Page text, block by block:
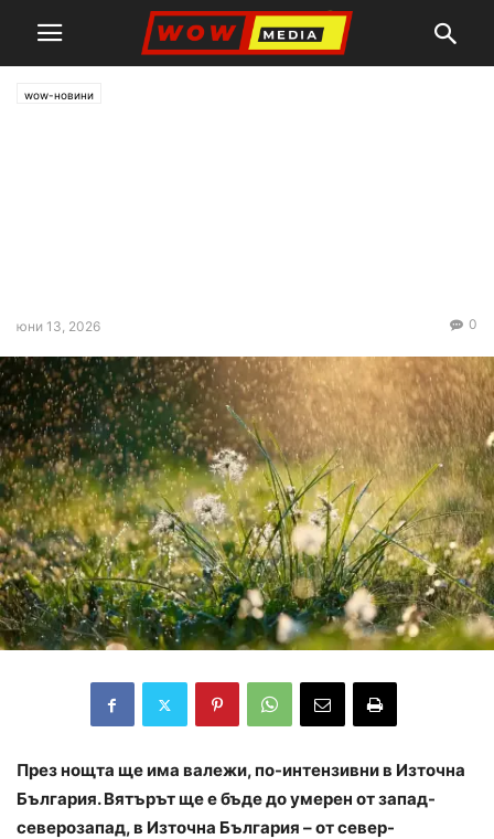
wow-новини
юни 13, 2026 0
През нощта ще има валежи, по-интензивни в Източна
България. Вятърът ще е бъде до умерен от запад-
северозапад, в Източна България – от север-